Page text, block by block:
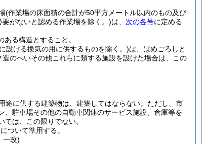
(作業場の床面積の合計が50平方メートル以内のもの及び
がないと認める作業場を除く。)は、 次の各号に定める
る構造とすること。
設ける換気の用に供するものを除く。)は、はめごろしと
のへいその他これらに類する施設を設けた場合は、この
途に供する建築物は、建築してはならない。 ただし、市
駐車場その他の自動車関連のサービス施設、倉庫等を
は、この限りでない。
ついて準用する。
一改)